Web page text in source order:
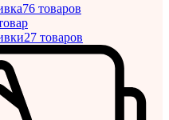
76 товаров
27 товаров